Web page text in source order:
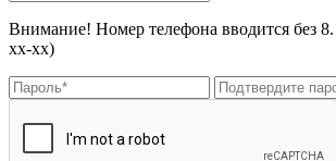
Внимание! Номер телефона вводится без
хх-хх)